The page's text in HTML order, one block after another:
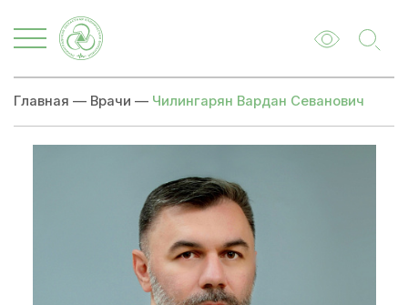
Главная — Врачи — Чилингарян Вардан Севанович